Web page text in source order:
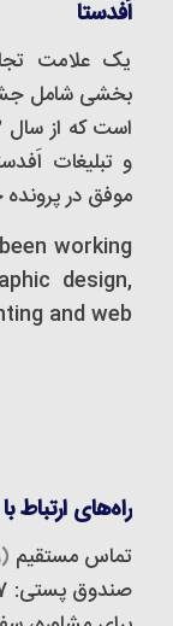
اَفدستا
یک علامت
بخشی شامل
موفق در پرونده
working
design,
and web
راه‌های ارتباط
تماس مستقیم
صندوق پستی: 417-71365